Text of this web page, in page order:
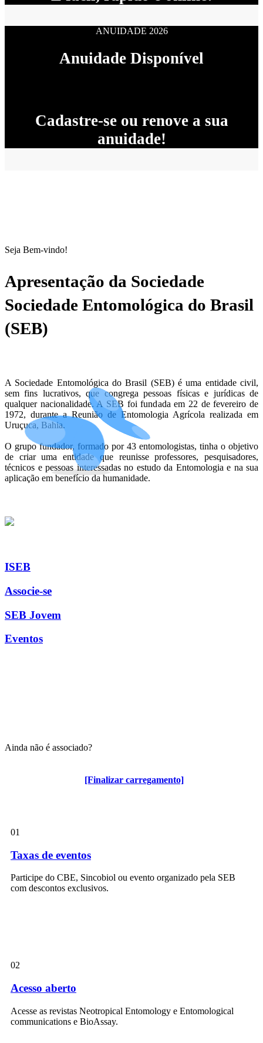
[Finalizar carregamento]
ANUIDADE 2026
Anuidade Disponível
Cadastre-se ou renove a sua
anuidade!
Seja Bem-vindo!
Apresentação da Sociedade
Sociedade Entomológica do Brasil
(SEB)
A Sociedade Entomológica do Brasil (SEB) é uma entidade civil,
sem fins lucrativos, que congrega pessoas físicas e jurídicas de
qualquer nacionalidade. A SEB foi fundada em 22 de fevereiro de
1972, durante a Reunião de Entomologia Agrícola realizada em
Uruçuca, Bahia.
O grupo fundador, formado por 43 entomologistas, tinha o objetivo
de criar uma entidade que reunisse professores, pesquisadores,
técnicos e pessoas interessadas no estudo da Entomologia e na sua
aplicação em benefício da humanidade.
ISEB
Associe-se
SEB Jovem
Eventos
Ainda não é associado?
Algumas vantagens para associados
01
Taxas de eventos
Participe do CBE, Sincobiol ou evento organizado pela SEB
com descontos exclusivos.
02
Acesso aberto
Acesse as revistas Neotropical Entomology e Entomological
communications e BioAssay.